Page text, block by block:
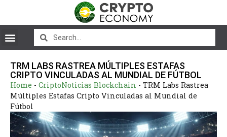
TRM LABS RASTREA MÚLTIPLES ESTAFAS
CRIPTO VINCULADAS AL MUNDIAL DE FÚTBOL
Home - CriptoNoticias Blockchain - TRM Labs Rastrea
Múltiples Estafas Cripto Vinculadas al Mundial de
Fútbol